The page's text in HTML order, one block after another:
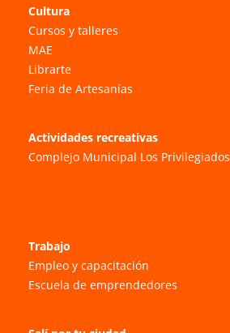
Cultura
Cursos y talleres
MAE
Librarte
Feria de Artesanías
Actividades recreativas
Complejo Municipal Los Privilegiados
Trabajo
Empleo y capacitación
Escuela de emprendedores